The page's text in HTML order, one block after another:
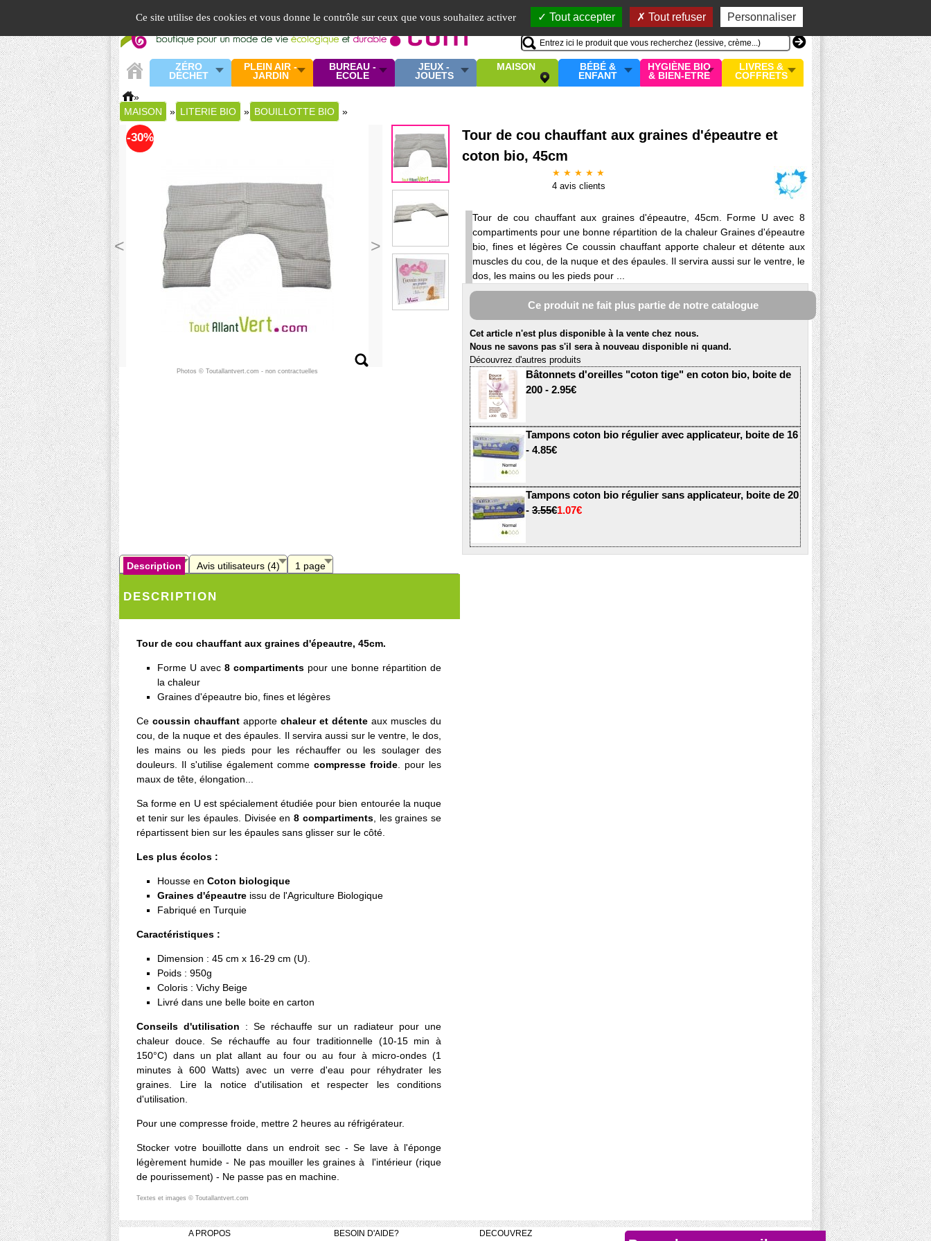
Ce site utilise des cookies et vous donne le contrôle sur ceux que vous souhaitez activer Tout accepter Tout refuser Personnaliser
Mon compte
MON PANIER
0 article
ZÉRO
DÉCHET
PLEIN AIR -
JARDIN
BUREAU -
ECOLE
JEUX -
JOUETS
MAISON
BÉBÉ &
ENFANT
HYGIÈNE BIO
& BIEN-ETRE
LIVRES &
COFFRETS
»
MAISON
» LITERIE BIO » BOUILLOTTE BIO »
-30%
>
<
Photos © Toutallantvert.com - non contractuelles
Tour de cou chauffant aux graines d'épeautre et
coton bio, 45cm
★ ★ ★ ★ ★
4 avis clients
Tour de cou chauffant aux graines d'épeautre, 45cm. Forme U avec 8
compartiments pour une bonne répartition de la chaleur Graines d'épeautre
bio, fines et légères Ce coussin chauffant apporte chaleur et détente aux
muscles du cou, de la nuque et des épaules. Il servira aussi sur le ventre, le
dos, les mains ou les pieds pour ...
Ce produit ne fait plus partie de notre catalogue
Cet article n'est plus disponible à la vente chez nous.
Nous ne savons pas s'il sera à nouveau disponible ni quand.
Découvrez d'autres produits
Bâtonnets d'oreilles "coton tige" en coton bio, boite de
200 - 2.95€
Tampons coton bio régulier avec applicateur, boite de 16
- 4.85€
Tampons coton bio régulier sans applicateur, boite de 20
- 3.55€1.07€
Description Avis utilisateurs (4) 1 page
DESCRIPTION
Tour de cou chauffant aux graines d'épeautre, 45cm.
Forme U avec 8 compartiments pour une bonne répartition de
la chaleur
Graines d'épeautre bio, fines et légères
Ce coussin chauffant apporte chaleur et détente aux muscles du
cou, de la nuque et des épaules. Il servira aussi sur le ventre, le dos,
les mains ou les pieds pour les réchauffer ou les soulager des
douleurs. Il s'utilise également comme compresse froide. pour les
maux de tête, élongation...
Sa forme en U est spécialement étudiée pour bien entourée la nuque
et tenir sur les épaules. Divisée en8 compartiments, les graines se
répartissent bien sur les épaules sans glisser sur le côté.
Les plus écolos :
Housse en Coton biologique
Graines d'épeautre issu de l'Agriculture Biologique
Fabriqué en Turquie
Caractéristiques :
Dimension : 45 cm x 16-29 cm (U).
Poids : 950g
Coloris : Vichy Beige
Livré dans une belle boite en carton
Conseils d'utilisation : Se réchauffe sur un radiateur pour une
chaleur douce. Se réchauffe au four traditionnelle (10-15 min à
150°C) dans un plat allant au four ou au four à micro-ondes (1
minutes à 600 Watts) avec un verre d'eau pour réhydrater les
graines. Lire la notice d'utilisation et respecter les conditions
d'utilisation.
Pour une compresse froide, mettre 2 heures au réfrigérateur.
Stocker votre bouillotte dans un endroit sec - Se lave à l'éponge
légèrement humide - Ne pas mouiller les graines à l'intérieur (rique
de pourissement) - Ne passe pas en machine.
Textes et images © Toutallantvert.com
A PROPOS BESOIN D'AIDE? DECOUVREZ